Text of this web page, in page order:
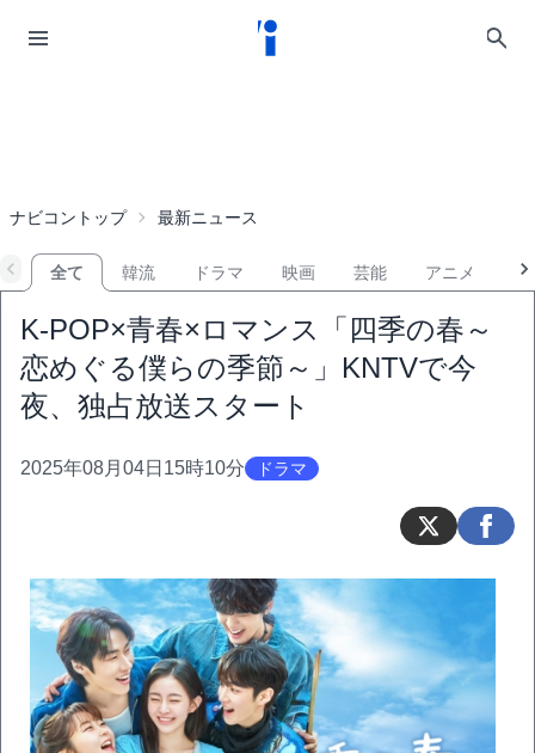
ナビコントップ 最新ニュース
全て 韓流 ドラマ 映画 芸能 アニメ
K-POP×青春×ロマンス「四季の春～
恋めぐる僕らの季節～」KNTVで今
夜、独占放送スタート
2025年08月04日15時10分 ドラマ